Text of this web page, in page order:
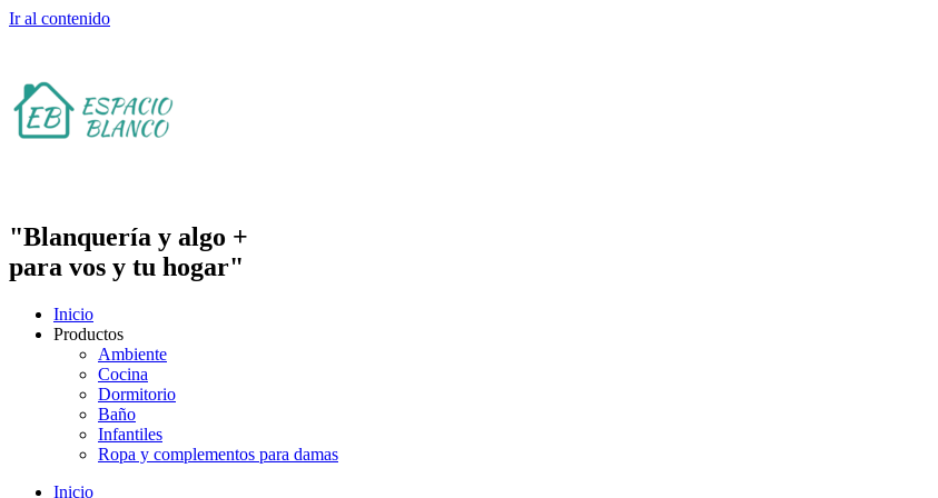
Ir al contenido
"Blanquería y algo +
para vos y tu hogar"
Inicio
Productos
Ambiente
Cocina
Dormitorio
Baño
Infantiles
Ropa y complementos para damas
Inicio